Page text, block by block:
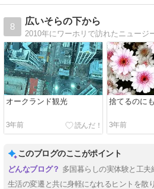
8
広いそらの下から
オークランド観光
3年前
捨てるのに
3年前
このブログのここがポイント
多国暮らしの実体験と工夫
生活の変遷と共に身軽になれるヒントを散